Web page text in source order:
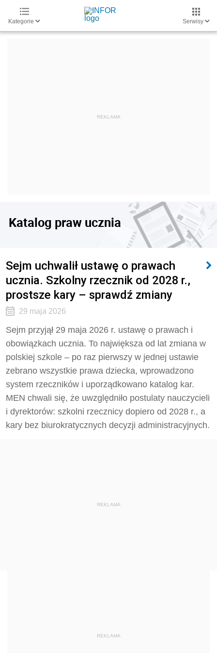
Kategorie Serwisy
Katalog praw ucznia
Sejm uchwalił ustawę o prawach
ucznia. Szkolny rzecznik od 2028 r.,
prostsze kary – sprawdź zmiany
29 maja 2026
Sejm przyjął 29 maja 2026 r. ustawę o prawach i
obowiązkach ucznia. To największa od lat zmiana w
polskiej szkole – po raz pierwszy w jednej ustawie
zebrano wszystkie prawa dziecka, wprowadzono
system rzeczników i uporządkowano katalog kar.
MEN chwali się, że uwzględniło postulaty nauczycieli
i dyrektorów: szkolni rzecznicy dopiero od 2028 r., a
kary bez biurokratycznych decyzji administracyjnych.
REKLAMA
REKLAMA